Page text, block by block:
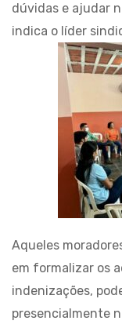
dúvidas e ajudar
indica o líder
Aqueles
em formalizar os
indenizações,
presencialmente